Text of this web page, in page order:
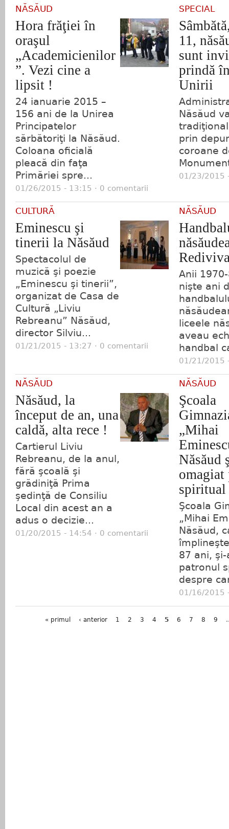
NĂSĂUD
Hora frăţiei în
oraşul
„Academicienilor
”. Vezi cine a
lipsit !
24 ianuarie 2015 –
156 ani de la Unirea
Principatelor
sărbătoriţi la Năsăud.
Coloana oficială
pleacă din faţa
Primăriei spre...
01/26/2015 - 13:15 · 0 comentarii
SPECIAL
11,
sunt
prindă
Unirii
Năsăud
prin
coroane
01/23/2015
CULTURĂ
Eminescu şi
tinerii la Năsăud
Spectacolul de
muzică şi poezie
„Eminescu şi tinerii”,
organizat de Casa de
Cultură „Liviu
Rebreanu” Năsăud,
director Silviu...
01/21/2015 - 13:27 · 0 comentarii
NĂSĂUD
Anii
nişte ani
liceele
aveau
handbal
01/21/2015
NĂSĂUD
Năsăud, la
început de an, una
caldă, alta rece !
Cartierul Liviu
Rebreanu, de la anul,
fără şcoală şi
grădiniţă Prima
şedinţă de Consiliu
Local din acest an a
adus o decizie...
01/20/2015 - 14:54 · 0 comentarii
NĂSĂUD
Şcoala
„Mihai
Năsăud
spiritual
Şcoala
„Mihai
Năsăud,
87 ani,
patronul
despre
01/16/2015
Pagini« primul ‹ anterior 1 2 3 4 5 6 7 8 9